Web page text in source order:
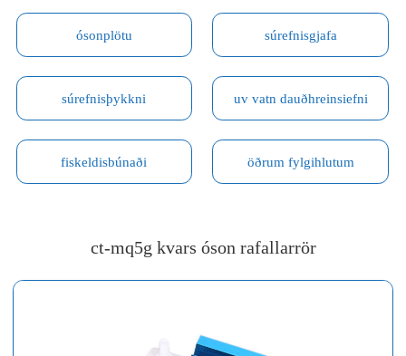
ósonplötu súrefnisgjafa
súrefnisþykkni uv vatn dauðhreinsiefni
fiskeldisbúnaði öðrum fylgihlutum
ct-mq5g kvars óson rafallarrör